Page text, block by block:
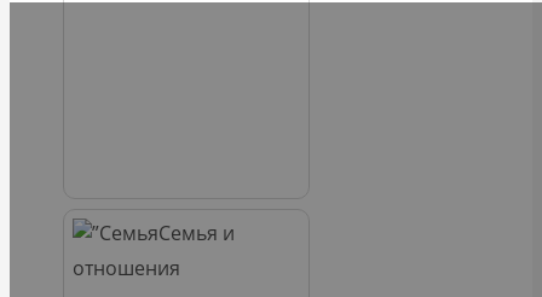
Семья и
отношения